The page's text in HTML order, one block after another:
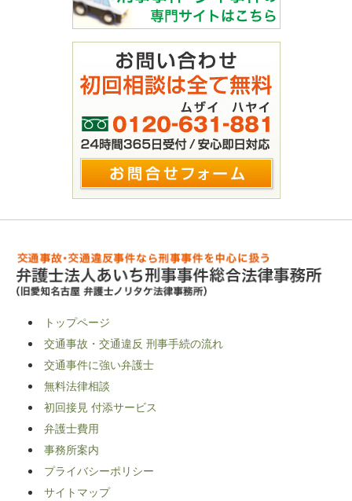
トップページ
交通事故・交通違反 刑事手続の流れ
交通事件に強い弁護士
無料法律相談
初回接見 付添サービス
弁護士費用
事務所案内
プライバシーポリシー
サイトマップ